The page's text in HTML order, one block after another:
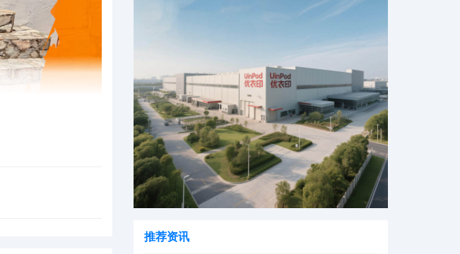
推荐资讯